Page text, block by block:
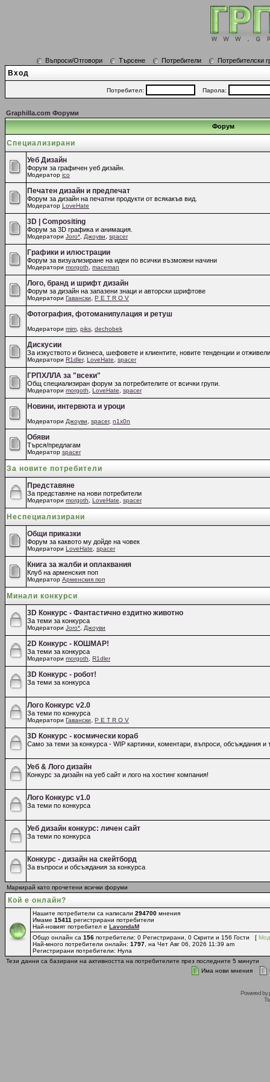
Въпроси/Отговори Търсене Потребители Потребителски
Вход
Потребител: Парола:
Graphilla.com Форуми
Форум
Специализирани
Уеб Дизайн
Форум за графичен уеб дизайн.
Модератор ico
Печатен дизайн и предпечат
Форум за дизайн на печатни продукти от всякакъв вид.
Модератор LoveHate
3D | Compositing
Форум за 3D графика и анимация.
Модератори Joro* Джоуви spacer
Графики и илюстрации
Форум за визуализиране на идеи по всички възможни начини
Модератори morgoth maceman
Лого, бранд и шрифт дизайн
Форум за дизайн на запазени знаци и авторски шрифтове
Модератори Гавански P E T R O V
Фотография, фотоманипулация и ретуш
Модератори mim piks dechobek
Дискусии
За изкуството и бизнеса, шефовете и клиентите, новите тенденции и
Модератори R1dler, LoveHate spacer
ГРПХЛЛА за "всеки"
Общ специализиран форум за потребителите от всички групи.
Модератори morgoth LoveHate spacer
Новини, интервюта и уроци
Модератори Джоуви spacer, n1x0n
Обяви
Търся/предлагам
Модератор spacer
За новите потребители
Представяне
За представяне на нови потребители
Модератори morgoth LoveHate spacer
Неспециализирани
Общи приказки
Форум за каквото му дойде на човек
Модератори LoveHate spacer
Книга за жалби и оплаквания
Клуб на арменския поп
Модератор Арменския поп
Минали конкурси
3D Конкурс - Фантастично ездитно животно
За теми за конкурса
Модератори Joro* Джоуви
2D Конкурс - КОШМАР!
За теми за конкурса
Модератори morgoth R1dler
3D Конкурс - робот!
За теми за конкурса
Лого Конкурс v2.0
За теми по конкурса
Модератори Гавански P E T R O V
3D Конкурс - космически кораб
Само за теми за конкурса - WIP картинки, коментари, въпроси, обсъждания и
Уеб & Лого дизайн
Конкурс за дизайн на уеб сайт и лого на хостинг компания!
Лого Конкурс v1.0
За теми по конкурса
Уеб дизайн конкурс: личен сайт
За теми по конкурса
Конкурс - дизайн на скейтборд
За въпроси и обсъждания за конкурса
Маркирай като прочетени всички форуми
Кой е онлайн?
Нашите потребители са написали 294700 мнения
Имаме 15411 регистрирани потребители
Най-новият потребител е LavondaM
Общо онлайн са 156 потребители: 0 Регистрирани, 0 Скрити и 156 Гости [
Най-много потребители онлайн: 1797 , на Чет Авг 06, 2026 11:39 am
Регистрирани потребители: Нула
Тези данни са базирани на активността на потребителите през последните 5 минути
Има нови мнения
Powered by